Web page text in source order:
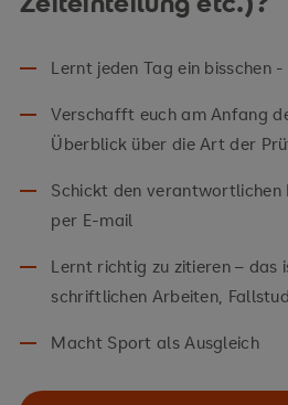
Lernt jeden Tag ein bisschen
Verschafft euch am Anfang
Überblick über die Art der
Schickt den verantwortlichen
per E-mail
Lernt richtig zu zitieren –
schriftlichen Arbeiten,
Macht Sport als Ausgleich